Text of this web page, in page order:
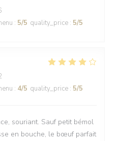
: 5/5 quality_price : 5/5
: 4/5 quality_price : 5/5
souriant. Sauf petit bémol
en bouche, le bœuf parfait